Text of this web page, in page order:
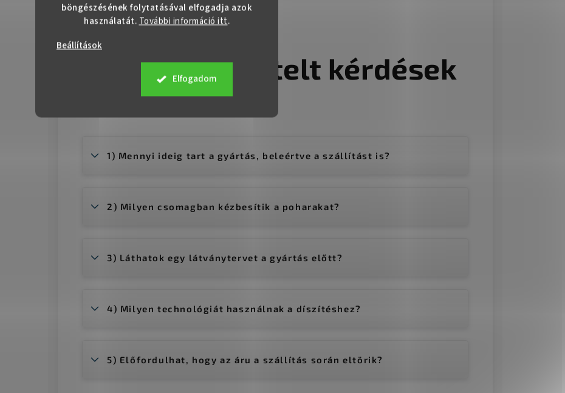
böngészésének folytatásával elfogadja azok
használatát.További információ itt.
Beállítások
Elfogadom
Gyakran ismételt kérdések
1) Mennyi ideig tart a gyártás, beleértve a szállítást is?
2) Milyen csomagban kézbesítik a poharakat?
3) Láthatok egy látványtervet a gyártás előtt?
4) Milyen technológiát használnak a díszítéshez?
5) Előfordulhat, hogy az áru a szállítás során eltörik?